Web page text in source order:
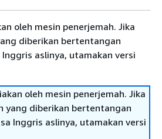
oleh mesin penerjemah. Jika
diberikan bertentangan
aslinya, utamakan versi
oleh mesin penerjemah. Jika
yang diberikan bertentangan
Inggris aslinya, utamakan versi